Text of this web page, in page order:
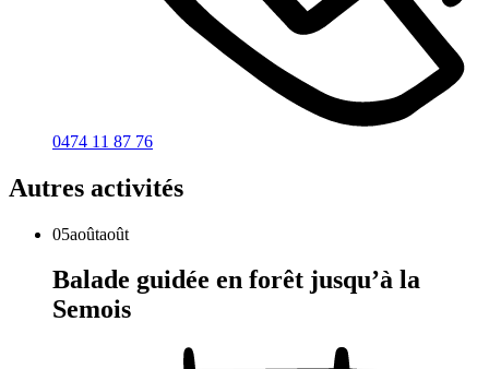
0474 11 87 76
Autres activités
05aoûtaoût
Balade guidée en forêt jusqu’à la
Semois